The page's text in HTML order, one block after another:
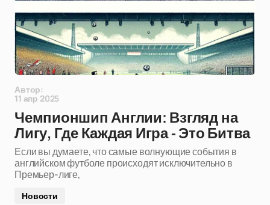
Автор:
11 апр 2025
Чемпионшип Англии: Взгляд на
Лигу, Где Каждая Игра - Это Битва
Если вы думаете, что самые волнующие события в
английском футболе происходят исключительно в
Премьер-лиге,
Новости